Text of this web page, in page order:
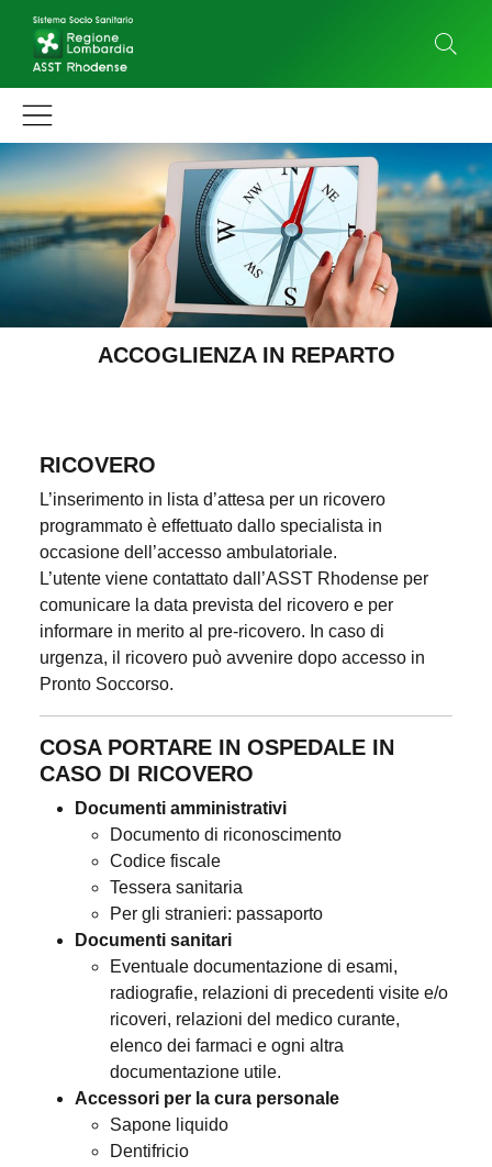
ACCOGLIENZA IN REPARTO
RICOVERO
L’inserimento in lista d’attesa per un ricovero
programmato è effettuato dallo specialista in
occasione dell’accesso ambulatoriale.
L’utente viene contattato dall’ASST Rhodense per
comunicare la data prevista del ricovero e per
informare in merito al pre-ricovero. In caso di
urgenza, il ricovero può avvenire dopo accesso in
Pronto Soccorso.
COSA PORTARE IN OSPEDALE IN
CASO DI RICOVERO
Documenti amministrativi
Documento di riconoscimento
Codice fiscale
Tessera sanitaria
Per gli stranieri: passaporto
Documenti sanitari
Eventuale documentazione di esami,
radiografie, relazioni di precedenti visite e/o
ricoveri, relazioni del medico curante,
elenco dei farmaci e ogni altra
documentazione utile.
Accessori per la cura personale
Sapone liquido
Dentifricio